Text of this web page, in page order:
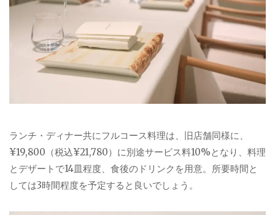
ランチ・ディナー共にフルコース料理は、旧店舗同様に、
¥19,800（税込¥21,780）に別途サービス料10%となり、料理
とデザートで14皿程度、食後のドリンクを用意。所要時間と
しては3時間程度を予定すると良いでしょう。